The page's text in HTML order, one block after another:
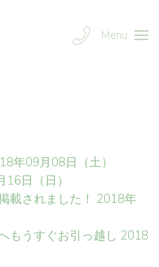
Menu
年09月08日（土）
日（日）
載されました！ 2018年
もうすぐお引っ越し 2018